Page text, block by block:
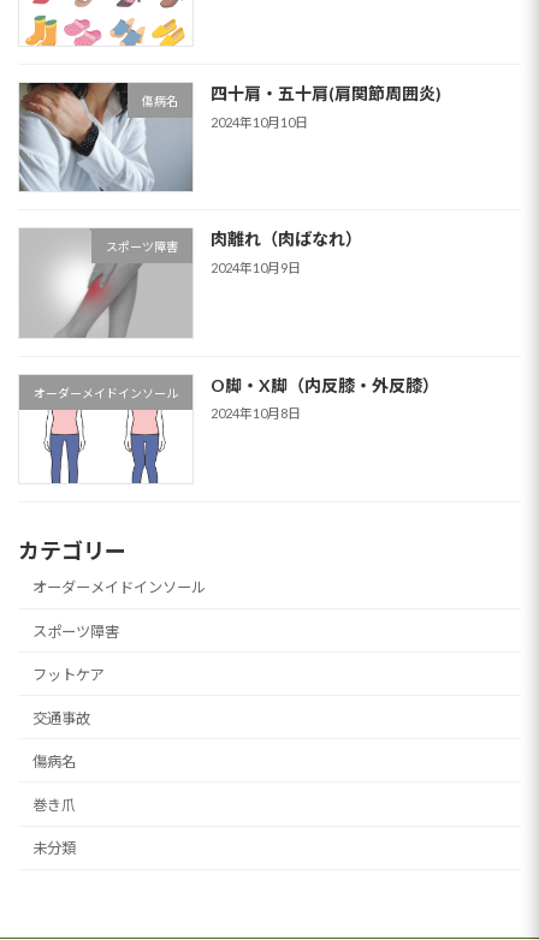
傷病名 四十肩・五十肩(肩関節周囲炎)
2024年10月10日
スポーツ障害 肉離れ（肉ばなれ）
2024年10月9日
オーダーメイドインソール O脚・X脚（内反膝・外反膝）
2024年10月8日
カテゴリー
オーダーメイドインソール
スポーツ障害
フットケア
交通事故
傷病名
巻き爪
未分類